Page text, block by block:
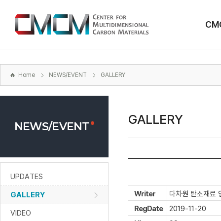
바로가기
주메뉴
바로가기
Home NEWS/EVENT GALLERY
NEWS/EVENT
UPDATES
GALLERY
VIDEO
GALLERY
Writer
다차원 탄소재료
RegDate
2019-11-20